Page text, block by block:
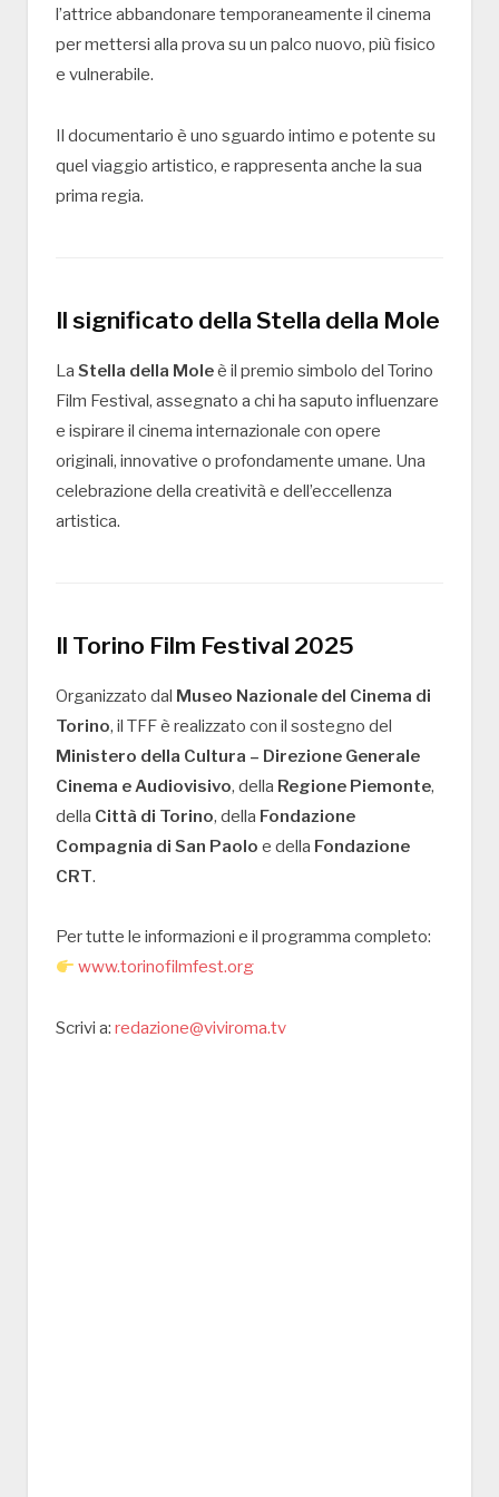
l’attrice abbandonare temporaneamente il cinema
per mettersi alla prova su un palco nuovo, più fisico
e vulnerabile.
Il documentario è uno sguardo intimo e potente su
quel viaggio artistico, e rappresenta anche la sua
prima regia.
Il significato della Stella della Mole
La Stella della Moleè il premio simbolo del Torino
Film Festival, assegnato a chi ha saputo influenzare
e ispirare il cinema internazionale con opere
originali, innovative o profondamente umane. Una
celebrazione della creatività e dell’eccellenza
artistica.
Il Torino Film Festival 2025
Organizzato dal Museo Nazionale del Cinema di
Torino, il TFF è realizzato con il sostegno del
Ministero della Cultura – Direzione Generale
Cinema e Audiovisivo, della Regione Piemonte,
della Città di Torino, della Fondazione
Compagnia di San Paolo e della Fondazione
CRT.
Per tutte le informazioni e il programma completo:
www.torinofilmfest.org
Scrivi a: redazione@viviroma.tv